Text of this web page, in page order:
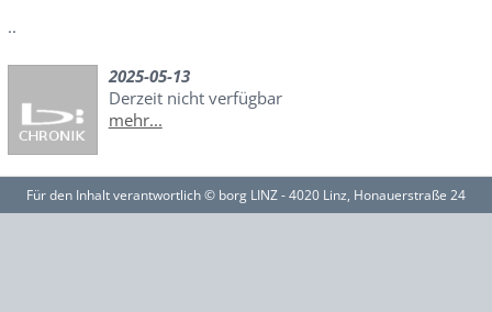
..
2025-05-13
Derzeit nicht verfügbar
mehr...
Für den Inhalt verantwortlich © borg LINZ - 4020 Linz, Honauerstraße 24